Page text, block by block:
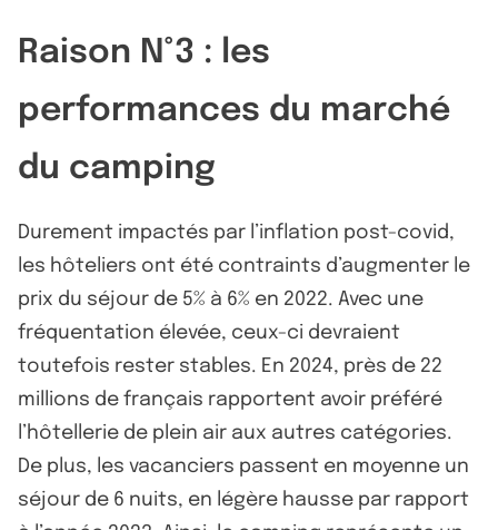
Raison N°3 : les
performances du marché
du camping
Durement impactés par l’inflation post-covid,
les hôteliers ont été contraints d’augmenter le
prix du séjour de 5% à 6% en 2022. Avec une
fréquentation élevée, ceux-ci devraient
toutefois rester stables. En 2024, près de 22
millions de français rapportent avoir préféré
l’hôtellerie de plein air aux autres catégories.
De plus, les vacanciers passent en moyenne un
séjour de 6 nuits, en légère hausse par rapport